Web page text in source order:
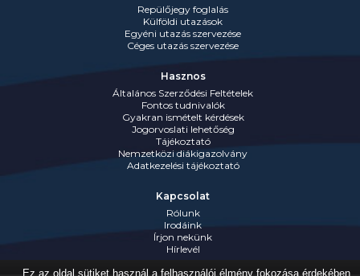
Repülőjegy foglalás
Külföldi utazások
Egyéni utazás szervezése
Céges utazás szervezése
Hasznos
Általános Szerződési Feltételek
Fontos tudnivalók
Gyakran ismételt kérdések
Jogorvoslati lehetőség
Tájékoztató
Nemzetközi diákigazolvány
Adatkezelési tájékoztató
Kapcsolat
Rólunk
Irodáink
Írjon nekünk
Hírlevél
Ez az oldal sütiket használ a felhasználói élmény fokozása érdekében.